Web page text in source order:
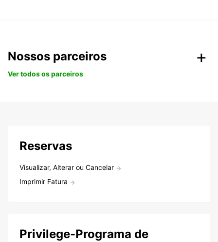
Nossos parceiros
Ver todos os parceiros
Reservas
Visualizar, Alterar ou Cancelar
Imprimir Fatura
Privilege-Programa de